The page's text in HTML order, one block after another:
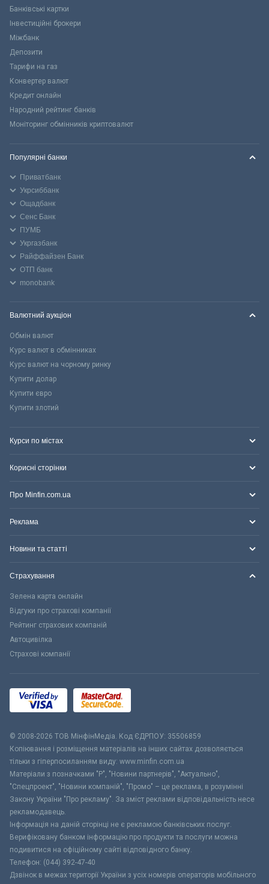
Банківські картки
Інвестиційні брокери
Міжбанк
Депозити
Тарифи на газ
Конвертер валют
Кредит онлайн
Народний рейтинг банків
Моніторинг обмінників криптовалют
Популярні банки
Приватбанк
Укрсиббанк
Ощадбанк
Сенс Банк
ПУМБ
Укргазбанк
Райффайзен Банк
ОТП банк
monobank
Валютний аукціон
Обмін валют
Курс валют в обмінниках
Курс валют на чорному ринку
Купити долар
Купити євро
Купити злотий
Курси по містах
Корисні сторінки
Про Minfin.com.ua
Реклама
Новини та статті
Страхування
Зелена карта онлайн
Відгуки про страхові компанії
Рейтинг страхових компаній
Автоцивілка
Страхові компанії
© 2008-2026 ТОВ МiнфiнМедiа. Код ЄДРПОУ: 35506859
Копіювання і розміщення матеріалів на інших сайтах дозволяється
тільки з гіперпосиланням виду: www.minfin.com.ua
Матеріали з позначками "Р", "Новини партнерів", "Актуально",
"Спецпроект", "Новини компаній", "Промо" – це реклама, в розумінні
Закону України "Про рекламу". За зміст реклами відповідальність несе
рекламодавець.
Інформація на даній сторінці не є рекламою банківських послуг.
Верифіковану банком інформацію про продукти та послуги можна
подивитися на офіційному сайті відповідного банку.
Телефон: (044) 392-47-40
Дзвінок в межах території України з усіх номерів операторів мобільного